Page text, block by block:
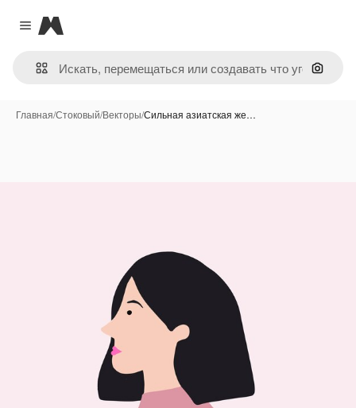
Close menu
Magnific
Поиск
Главная/Стоковый/Векторы/Сильная азиатская же…